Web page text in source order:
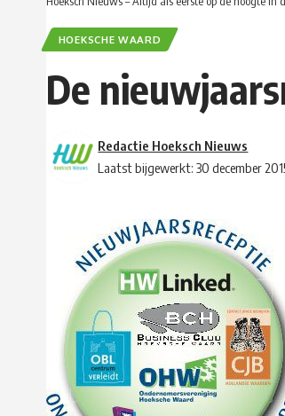
HOEKSCHE WAARD
De
Laatst bijgewerkt: 30 december
Redactie Hoeksch Nieuws